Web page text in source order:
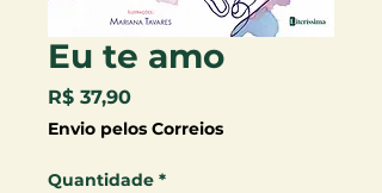
Eu te amo
R$ 37,90Preço
Envio pelos Correios
Quantidade *